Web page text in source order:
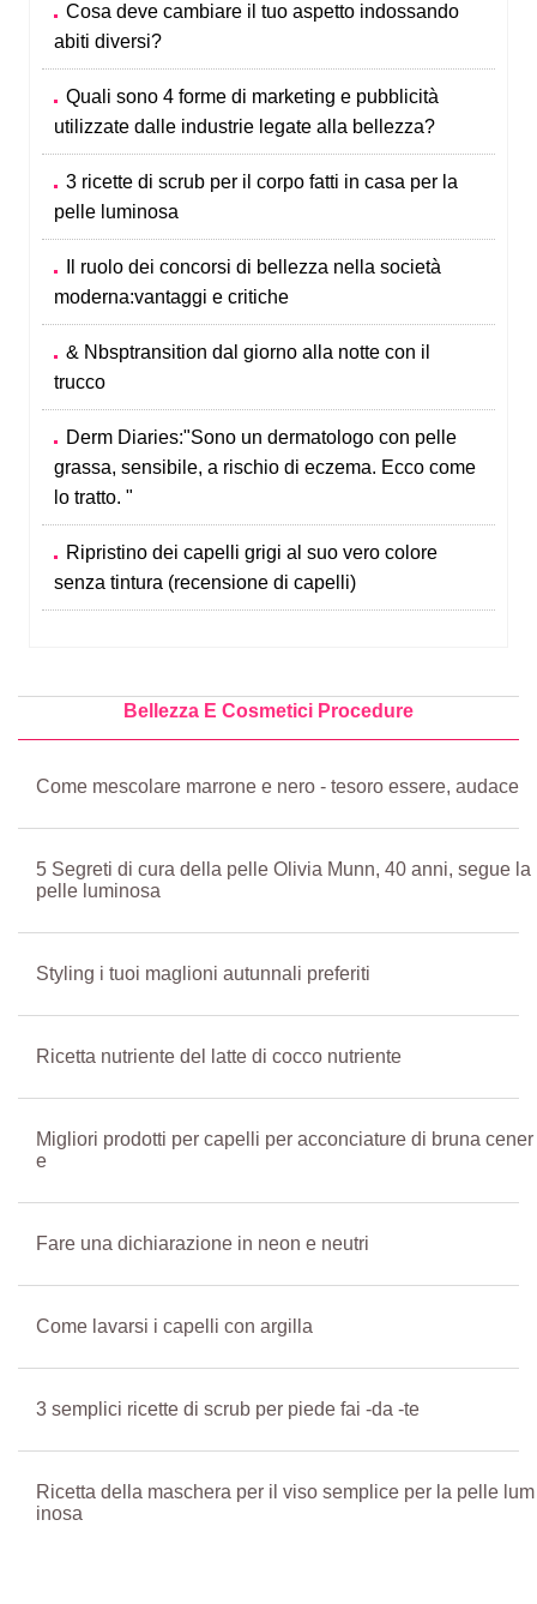
Cosa deve cambiare il tuo aspetto indossando
abiti diversi?
Quali sono 4 forme di marketing e pubblicità
utilizzate dalle industrie legate alla bellezza?
3 ricette di scrub per il corpo fatti in casa per la
pelle luminosa
Il ruolo dei concorsi di bellezza nella società
moderna:vantaggi e critiche
& Nbsptransition dal giorno alla notte con il
trucco
Derm Diaries:"Sono un dermatologo con pelle
grassa, sensibile, a rischio di eczema. Ecco come
lo tratto. "
Ripristino dei capelli grigi al suo vero colore
senza tintura (recensione di capelli)
Bellezza E Cosmetici Procedure
Come mescolare marrone e nero - tesoro essere, audace
5 Segreti di cura della pelle Olivia Munn, 40 anni, segue la
pelle luminosa
Styling i tuoi maglioni autunnali preferiti
Ricetta nutriente del latte di cocco nutriente
Migliori prodotti per capelli per acconciature di bruna cener
e
Fare una dichiarazione in neon e neutri
Come lavarsi i capelli con argilla
3 semplici ricette di scrub per piede fai -da -te
Ricetta della maschera per il viso semplice per la pelle lum
inosa